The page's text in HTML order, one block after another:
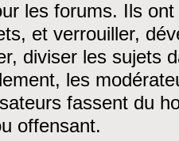
les forums. Ils ont
et verrouiller,
diviser les sujets
les
fassent du
offensant.